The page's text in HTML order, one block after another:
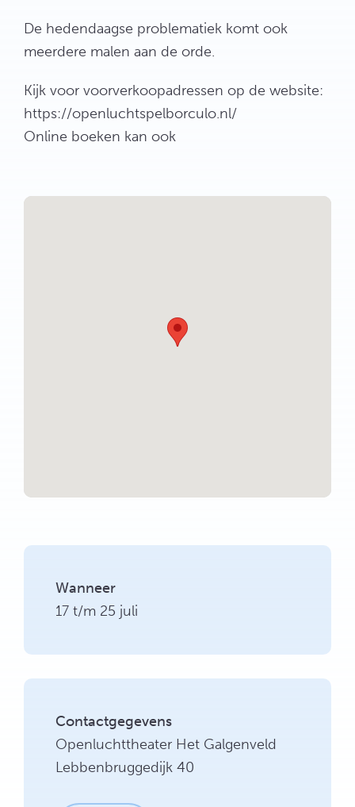
De hedendaagse problematiek komt ook
meerdere malen aan de orde.
Kijk voor voorverkoopadressen op de website:
https://openluchtspelborculo.nl/
Online boeken kan ook
Wanneer
17 t/m 25 juli
Contactgegevens
Openluchttheater Het Galgenveld
Lebbenbruggedijk 40